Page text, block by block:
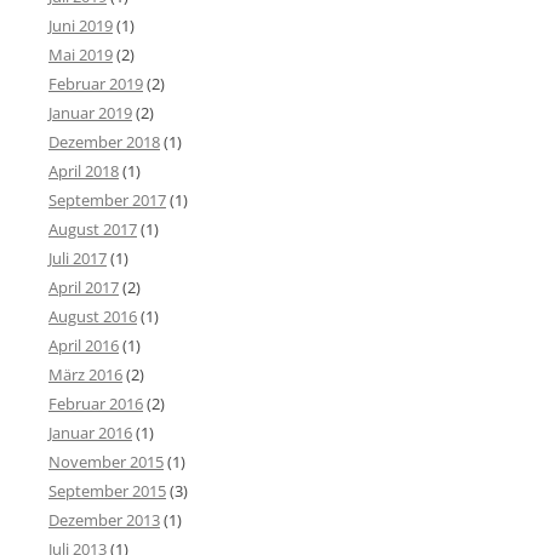
Juni 2019(1)
Mai 2019(2)
Februar 2019(2)
Januar 2019(2)
Dezember 2018(1)
April 2018(1)
September 2017(1)
August 2017(1)
Juli 2017(1)
April 2017(2)
August 2016(1)
April 2016(1)
März 2016(2)
Februar 2016(2)
Januar 2016(1)
November 2015(1)
September 2015(3)
Dezember 2013(1)
Juli 2013(1)